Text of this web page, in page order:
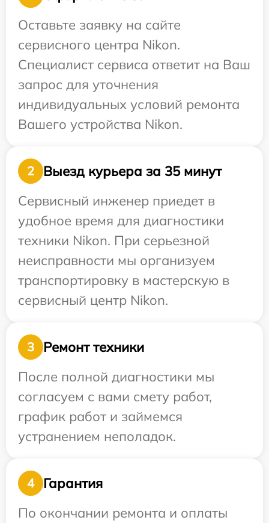
Оставьте заявку на сайте
сервисного центра Nikon.
Специалист сервиса ответит на Ваш
запрос для уточнения
индивидуальных условий ремонта
Вашего устройства Nikon.
2
Выезд курьера за 35 минут
Сервисный инженер приедет в
удобное время для диагностики
техники Nikon. При серьезной
неисправности мы организуем
транспортировку в мастерскую в
сервисный центр Nikon.
3
Ремонт техники
После полной диагностики мы
согласуем с вами смету работ,
график работ и займемся
устранением неполадок.
4
Гарантия
По окончании ремонта и оплаты